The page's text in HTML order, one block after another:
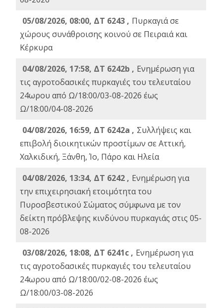
05/08/2026, 08:00, ΔΤ 6243 , Πυρκαγιά σε
χώρους συνάθροισης κοινού σε Πειραιά και
Κέρκυρα
04/08/2026, 17:58, ΔΤ 6242b , Ενημέρωση για
τις αγροτοδασικές πυρκαγιές του τελευταίου
24ωρου από Ω/18:00/03-08-2026 έως
Ω/18:00/04-08-2026
04/08/2026, 16:59, ΔΤ 6242a , Συλλήψεις και
επιβολή διοικητικών προστίμων σε Αττική,
Χαλκιδική, Ξάνθη, Ίο, Πάρο και Ηλεία
04/08/2026, 13:34, ΔΤ 6242 , Ενημέρωση για
την επιχειρησιακή ετοιμότητα του
Πυροσβεστικού Σώματος σύμφωνα με τον
δείκτη πρόβλεψης κινδύνου πυρκαγιάς στις 05-
08-2026
03/08/2026, 18:08, ΔΤ 6241c , Ενημέρωση για
τις αγροτοδασικές πυρκαγιές του τελευταίου
24ωρου από Ω/18:00/02-08-2026 έως
Ω/18:00/03-08-2026